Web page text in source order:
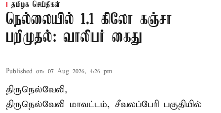
தமிழக செய்திகள்
நெல்லையில் 1.1 கிலோ கஞ்சா
பறிமுதல்: வாலிபர் கைது
Published on: 07 Aug 2026, 4:26 pm
திருநெல்வேலி,
திருநெல்வேலி மாவட்டம், சீவலப்பேரி பகுதியில்